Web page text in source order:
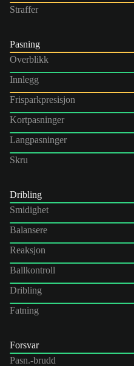
Straffer
Pasning
Overblikk
Innlegg
Frisparkpresisjon
Kortpasninger
Langpasninger
Skru
Dribling
Smidighet
Balansere
Reaksjon
Ballkontroll
Dribling
Fatning
Forsvar
Pasn.-brudd